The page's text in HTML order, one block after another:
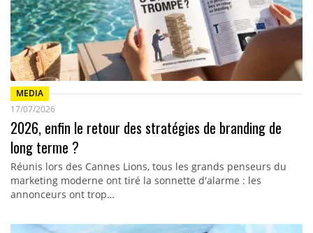
MEDIA
17/07/2026
2026, enfin le retour des stratégies de branding de
long terme ?
Réunis lors des Cannes Lions, tous les grands penseurs du
marketing moderne ont tiré la sonnette d'alarme : les
annonceurs ont trop…